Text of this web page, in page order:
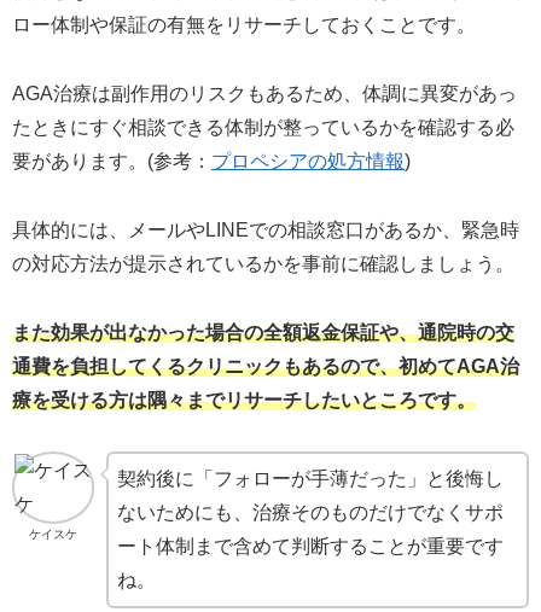
ロー体制や保証の有無をリサーチしておくことです。
AGA治療は副作用のリスクもあるため、体調に異変があっ
たときにすぐ相談できる体制が整っているかを確認する必
要があります。(参考： プロペシアの処方情報)
具体的には、メールやLINEでの相談窓口があるか、緊急時
の対応方法が提示されているかを事前に確認しましょう。
また効果が出なかった場合の全額返金保証や、通院時の交
通費を負担してくるクリニックもあるので、初めてAGA治
療を受ける方は隅々までリサーチしたいところです。
ケイスケ
契約後に「フォローが手薄だった」と後悔し
ないためにも、治療そのものだけでなくサポ
ート体制まで含めて判断することが重要です
ね。